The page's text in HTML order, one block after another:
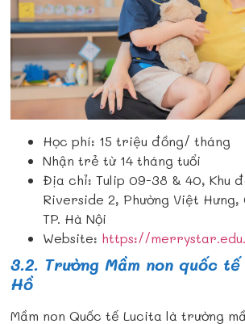
Học phí: 15 triệu đồng/ tháng
Nhận trẻ từ 14 tháng tuổi
Địa chỉ: Tulip 09-38 & 40, Khu
Riverside 2, Phường Việt Hưng,
TP. Hà Nội
Website: https://
3.2. Trường Mầm non quốc
Hồ
Mầm non Quốc tế Lucita là trường